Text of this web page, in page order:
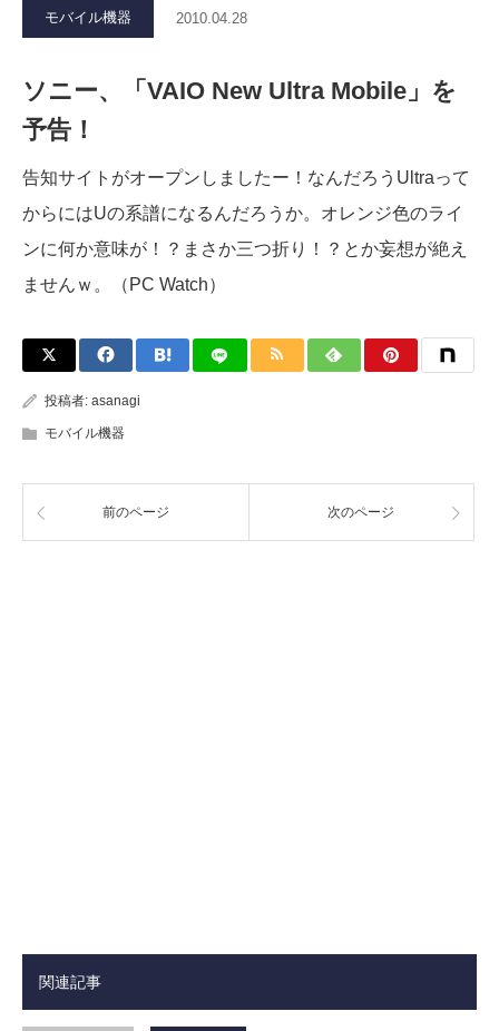
モバイル機器 2010.04.28
ソニー、「VAIO New Ultra Mobile」を
予告！
告知サイトがオープンしましたー！なんだろうUltraって
からにはUの系譜になるんだろうか。オレンジ色のライ
ンに何か意味が！？まさか三つ折り！？とか妄想が絶え
ませんｗ。（PC Watch）
投稿者: asanagi
モバイル機器
前のページ 次のページ
関連記事